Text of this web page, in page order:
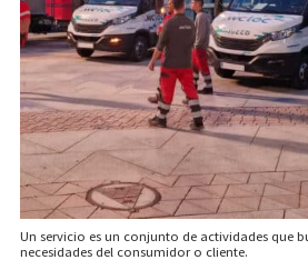
Un servicio es un conjunto de actividades que
necesidades del consumidor o cliente.